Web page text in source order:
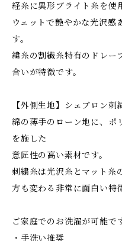
経糸に異形ブライト糸を使
ウェットで艷やかな光沢感
す。
緯糸の割繊糸特有のドレー
合いが特徴です。
【外側生地】シェブロン刺
綿の薄手のローン地に、ポ
を施した
意匠性の高い素材です。
刺繍糸は光沢糸とマット糸
方も変わる非常に面白い特
ご家庭でのお洗濯が可能で
・手洗い推奨